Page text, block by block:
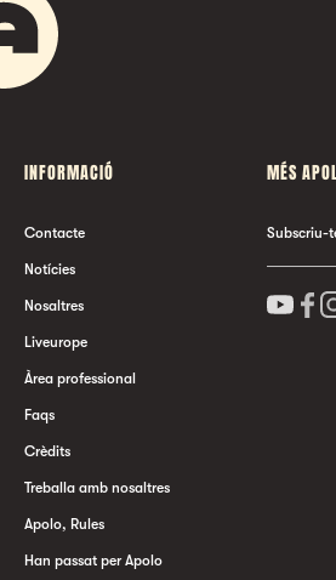
INFORMACIÓ
Contacte
Notícies
Nosaltres
Liveurope
Àrea professional
Faqs
Crèdits
Treballa amb nosaltres
Apolo, Rules
Han passat per Apolo
MÉS
Subscriu-